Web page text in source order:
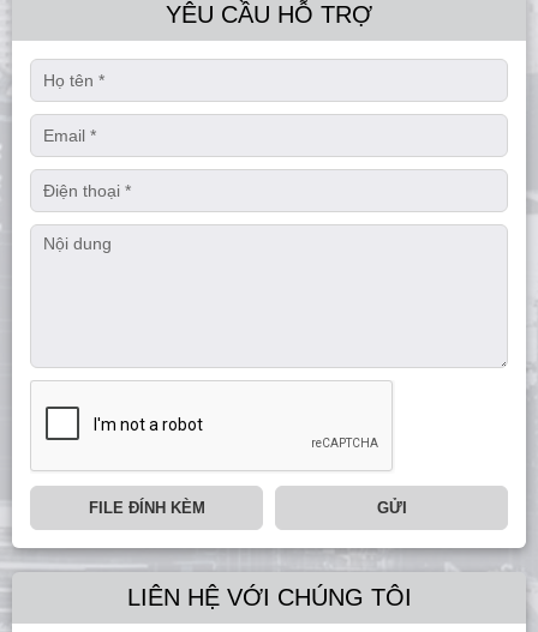
YÊU CẦU HỖ TRỢ
FILE ĐÍNH KÈM GỬI
LIÊN HỆ VỚI CHÚNG TÔI